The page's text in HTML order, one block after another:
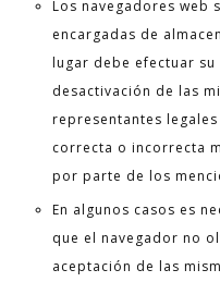
Los navegadores web
encargadas de
lugar debe efectuar
desactivación de las
representantes
correcta o incorrecta
por parte de los
En algunos casos es
que el navegador no
aceptación de las